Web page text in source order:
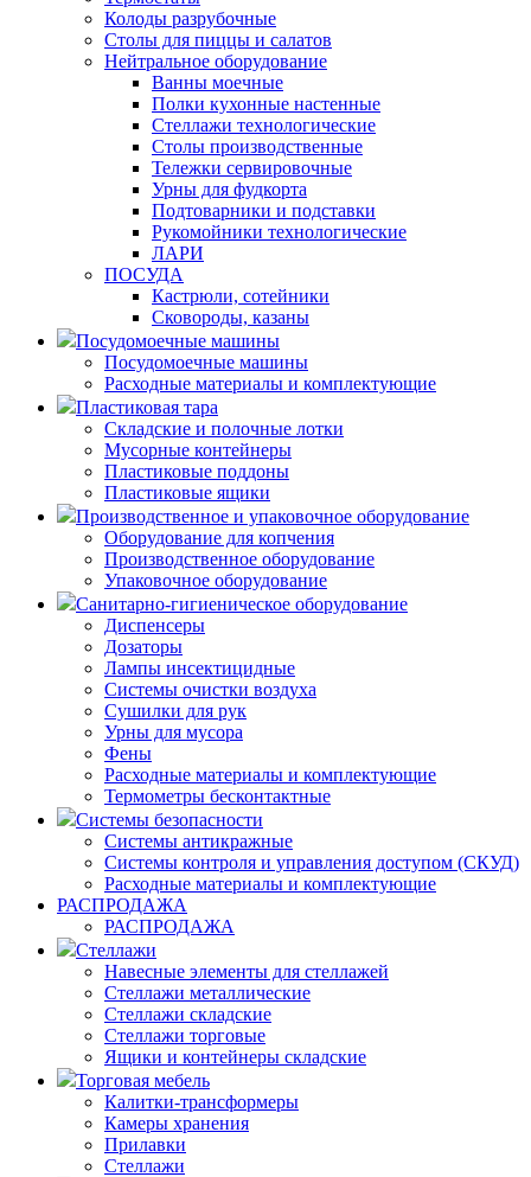
Колоды разрубочные
Столы для пиццы и салатов
Нейтральное оборудование
Ванны моечные
Полки кухонные настенные
Стеллажи технологические
Столы производственные
Тележки сервировочные
Урны для фудкорта
Подтоварники и подставки
Рукомойники технологические
ЛАРИ
ПОСУДА
Кастрюли, сотейники
Сковороды, казаны
Посудомоечные машины
Посудомоечные машины
Расходные материалы и комплектующие
Пластиковая тара
Складские и полочные лотки
Мусорные контейнеры
Пластиковые поддоны
Пластиковые ящики
Производственное и упаковочное оборудование
Оборудование для копчения
Производственное оборудование
Упаковочное оборудование
Санитарно-гигиеническое оборудование
Диспенсеры
Дозаторы
Лампы инсектицидные
Системы очистки воздуха
Сушилки для рук
Урны для мусора
Фены
Расходные материалы и комплектующие
Термометры бесконтактные
Системы безопасности
Системы антикражные
Системы контроля и управления доступом (СКУД)
Расходные материалы и комплектующие
РАСПРОДАЖА
РАСПРОДАЖА
Стеллажи
Навесные элементы для стеллажей
Стеллажи металлические
Стеллажи складские
Стеллажи торговые
Ящики и контейнеры складские
Торговая мебель
Калитки-трансформеры
Камеры хранения
Прилавки
Стеллажи